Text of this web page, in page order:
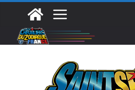
contenu